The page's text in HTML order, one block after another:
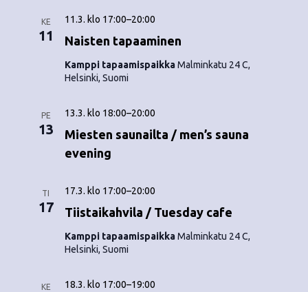
KE
11 Naisten tapaaminen
11.3. klo 17:00–20:00
Kamppi tapaamispaikkaMalminkatu 24 C,
Helsinki, Suomi
PE
13
Miesten saunailta / men’s sauna
evening
13.3. klo 18:00–20:00
TI
17 Tiistaikahvila / Tuesday cafe
17.3. klo 17:00–20:00
Kamppi tapaamispaikkaMalminkatu 24 C,
Helsinki, Suomi
KE 18.3. klo 17:00–19:00